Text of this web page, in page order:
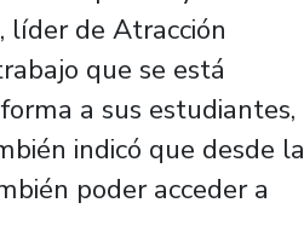
líder de Atracción
que se está
a sus estudiantes,
indicó que desde la
poder acceder a